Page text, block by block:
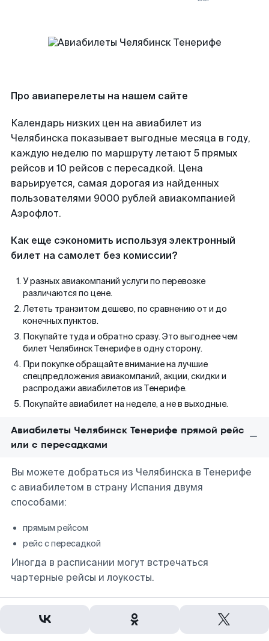
Про авиаперелеты на нашем сайте
Календарь низких цен на авиабилет из
Челябинска показывает выгодные месяца в году,
каждую неделю по маршруту летают 5 прямых
рейсов и 10 рейсов с пересадкой. Цена
варьируется, самая дорогая из найденных
пользователями 9000 рублей авиакомпанией
Аэрофлот.
Как еще сэкономить используя электронный
билет на самолет без комиссии?
У разных авиакомпаний услуги по перевозке
различаются по цене.
Лететь транзитом дешево, по сравнению от и до
конечных пунктов.
Покупайте туда и обратно сразу. Это выгоднее чем
билет Челябинск Тенерифе в одну сторону.
При покупке обращайте внимание на лучшие
спецпредложения авиакомпаний, акции, скидки и
распродажи авиабилетов из Тенерифе.
Покупайте авиабилет на неделе, а не в выходные.
Авиабилеты Челябинск Тенерифе прямой рейс
или с пересадками
Вы можете добраться из Челябинска в Тенерифе
с авиабилетом в страну Испания двумя
способами:
прямым рейсом
рейс с пересадкой
Иногда в расписании могут встречаться
чартерные рейсы и лоукосты.